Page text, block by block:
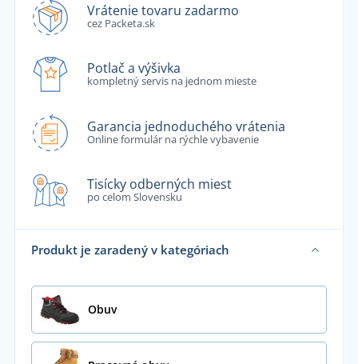
Vrátenie tovaru zadarmo
cez Packeta.sk
Potlač a výšivka
kompletný servis na jednom mieste
Garancia jednoduchého vrátenia
Online formulár na rýchle vybavenie
Tisícky odberných miest
po celom Slovensku
Produkt je zaradený v kategóriach
Obuv